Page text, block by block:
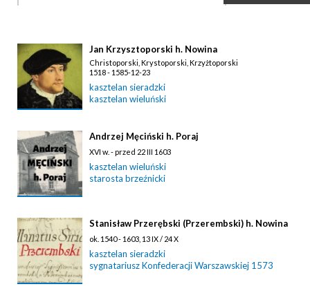
Jan Krzysztoporski h. Nowina
Christoporski, Krystoporski, Krzyżtoporski
1518 - 1585-12-23
kasztelan sieradzki
kasztelan wieluński
Andrzej Męciński h. Poraj
XVI w. - przed 22 III 1603
kasztelan wieluński
starosta brzeźnicki
Stanisław Przerębski (Przerembski) h. Nowina
ok. 1540 - 1603, 13 IX / 24 X
kasztelan sieradzki
sygnatariusz Konfederacji Warszawskiej 1573